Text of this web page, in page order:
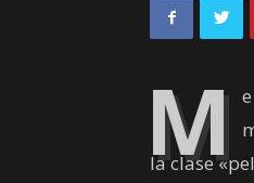
M
la clase